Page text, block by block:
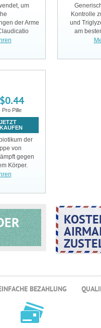
um
der Arme
Kontrolle
und
am
$0.44
Pro Pille
JETZT
KAUFEN
der
von
gegen
Körper.
BEZAHLUNG